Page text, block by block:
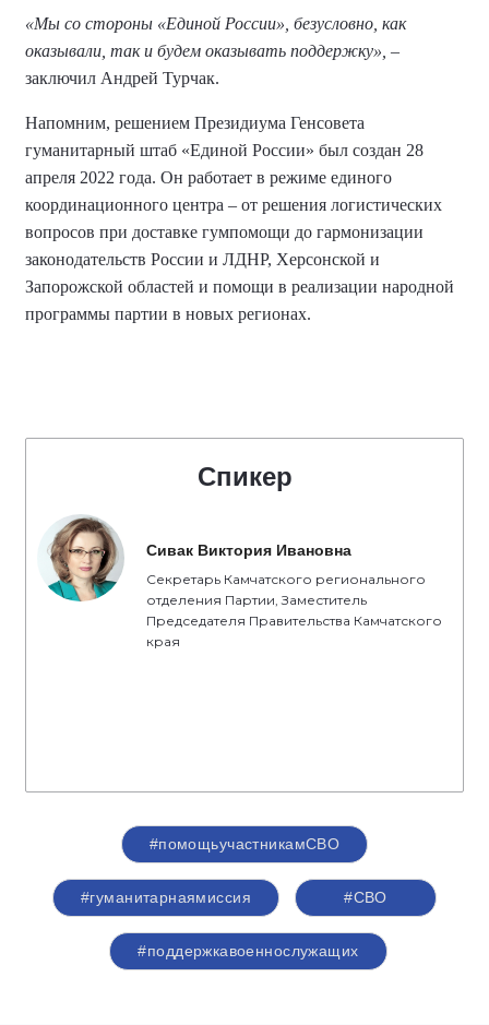
«Мы со стороны «Единой России», безусловно, как
оказывали, так и будем оказывать поддержку», –
заключил Андрей Турчак.
Напомним, решением Президиума Генсовета
гуманитарный штаб «Единой России» был создан 28
апреля 2022 года. Он работает в режиме единого
координационного центра – от решения логистических
вопросов при доставке гумпомощи до гармонизации
законодательств России и ЛДНР, Херсонской и
Запорожской областей и помощи в реализации народной
программы партии в новых регионах.
Спикер
Сивак Виктория Ивановна
Секретарь Камчатского регионального
отделения Партии, Заместитель
Председателя Правительства Камчатского
края
#помощьучастникамСВО
#гуманитарнаямиссия #СВО
#поддержкавоеннослужащих